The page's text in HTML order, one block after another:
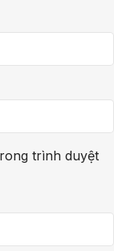
trình duyệt